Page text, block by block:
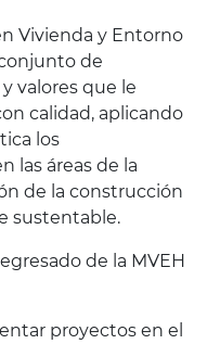
Vivienda y Entorno
de
valores que le
calidad, aplicando
los
las áreas de la
de la construcción
sustentable.
de la MVEH
proyectos en el